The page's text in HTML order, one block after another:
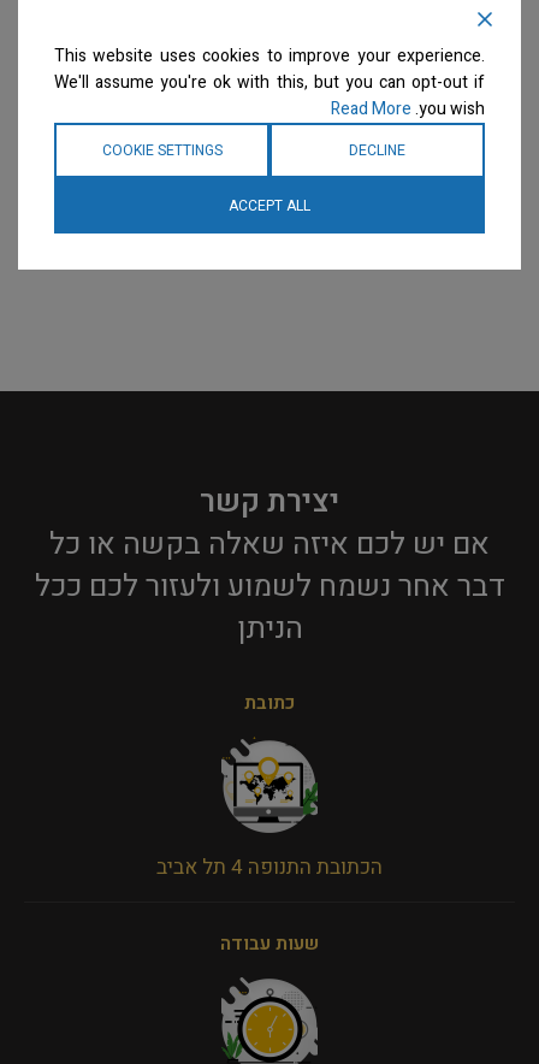
המחיר ייחשף רק לבעלי
מספרות רשומיםצרו קשר
למידע נוסף
מספריים
המחיר ייחשף רק לבעלי
מספרות רשומיםצרו קשר
למידע נוסף
יצירת קשר
אם יש לכם איזה שאלה בקשה או כל
דבר אחר נשמח לשמוע ולעזור לכם ככל
הניתן​
כתובת
הכתובת התנופה 4 תל אביב
שעות עבודה
This website uses cookies to improve your experience.
We'll assume you're ok with this, but you can opt-out if
you wish.
Read More
DECLINE
COOKIE SETTINGS
ACCEPT ALL